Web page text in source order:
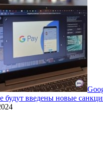
будут введены новые